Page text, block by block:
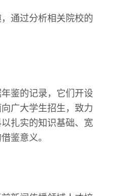
通过分析相关院校的
鉴的记录，它们开设
广大学生招生，致力
扎实的知识基础、宽
鉴意义。